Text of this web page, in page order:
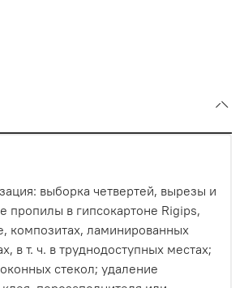
выборка четвертей, вырезы и
пропилы в гипсокартоне Rigips,
композитах, ламинированных
в т. ч. в труднодоступных местах;
стекол; удаление